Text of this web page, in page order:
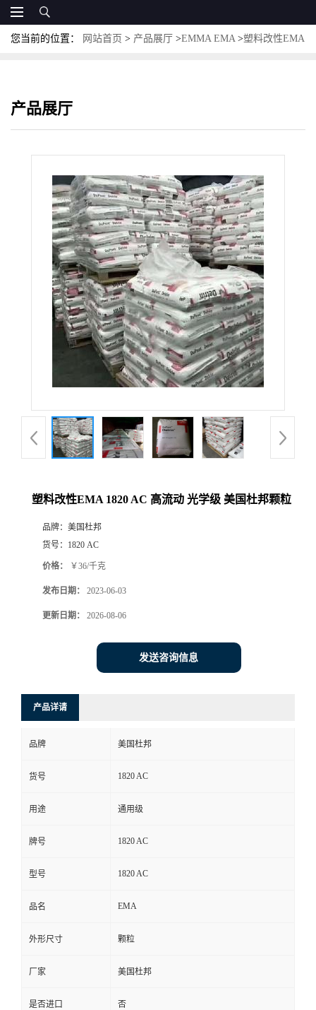
您当前的位置： 网站首页 > 产品展厅 >EMMA EMA >塑料改性EMA
产品展厅
塑料改性EMA 1820 AC 高流动 光学级 美国杜邦颗粒
品牌： 美国杜邦
货号： 1820 AC
价格： ￥36/千克
发布日期： 2023-06-03
更新日期： 2026-08-06
发送咨询信息
产品详请
品牌 美国杜邦
货号 1820 AC
用途 通用级
牌号 1820 AC
型号 1820 AC
品名 EMA
外形尺寸 颗粒
厂家 美国杜邦
是否进口 否